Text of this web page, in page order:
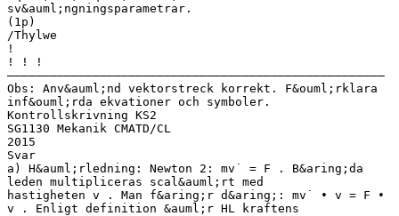
sv&auml;ngningsparametrar.
(1p)
/Thylwe
!
! ! !
–––––––––––––––––––––––––––––––––––––––––––––––––––––
Obs: Anv&auml;nd vektorstreck korrekt. F&ouml;rklara
inf&ouml;rda ekvationer och symboler.
Kontrollskrivning KS2
SG1130 Mekanik CMATD/CL
2015
Svar
a) H&auml;rledning: Newton 2: mv˙ = F . B&aring;da
leden multipliceras scal&auml;rt med
hastigheten v . Man f&aring;r d&aring;: mv˙ • v = F •
v . Enligt definition &auml;r HL kraftens